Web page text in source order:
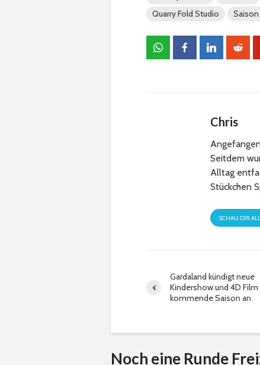
Quarry Fold Studio
Chris
Seitdem
Alltag
Stückchen
SCHAU DIR
Gardaland kündigt neue
Kindershow und 4D Film
kommende Saison an
Noch eine Runde